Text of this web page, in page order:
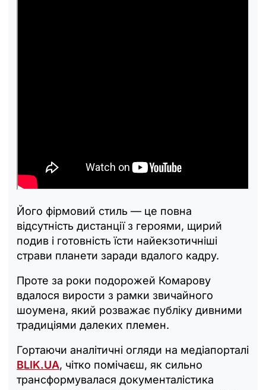
Його фірмовий стиль — це повна
відсутність дистанції з героями, щирий
подив і готовність їсти найекзотичніші
страви планети заради вдалого кадру.
Проте за роки подорожей Комарову
вдалося вирости з рамки звичайного
шоумена, який розважає публіку дивними
традиціями далеких племен.
Гортаючи аналітичні огляди на медіапорталі
BLIK.UA, чітко помічаєш, як сильно
трансформувалася документалістика